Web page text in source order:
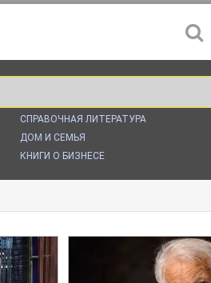
СПРАВОЧНАЯ ЛИТЕРАТУРА
ДОМ И СЕМЬЯ
КНИГИ О БИЗНЕСЕ